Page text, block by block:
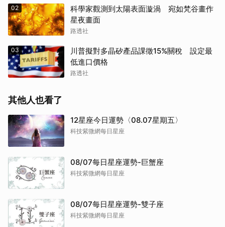
02
科學家觀測到太陽表面漩渦 宛如梵谷畫作
星夜畫面
路透社
03
川普擬對多晶矽產品課徵15%關稅 設定最
低進口價格
路透社
其他人也看了
12星座今日運勢〈08.07星期五〉
科技紫微網每日星座
08/07每日星座運勢-巨蟹座
科技紫微網每日星座
08/07每日星座運勢-雙子座
科技紫微網每日星座